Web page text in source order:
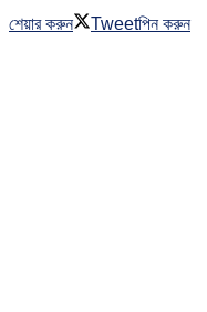
শেয়ার করুন Tweetপিন করুন